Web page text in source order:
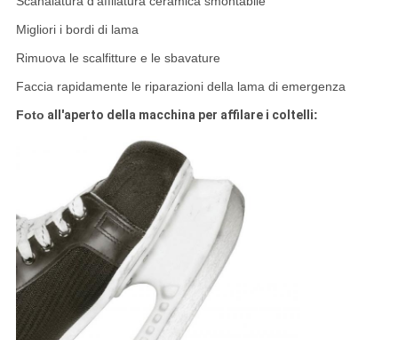
Migliori i bordi di lama
Rimuova le scalfitture e le sbavature
Faccia rapidamente le riparazioni della lama di emergenza
Foto all'aperto della macchina per affilare i coltelli: